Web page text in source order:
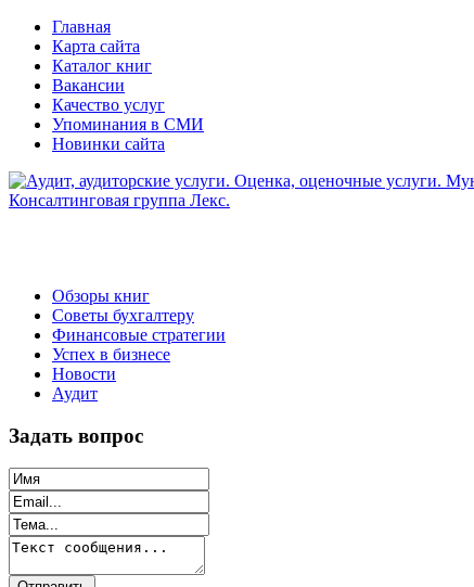
Главная
Карта сайта
Каталог книг
Вакансии
Качество услуг
Упоминания в СМИ
Новинки сайта
Обзоры книг
Советы бухгалтеру
Финансовые стратегии
Успех в бизнесе
Новости
Аудит
Задать вопрос